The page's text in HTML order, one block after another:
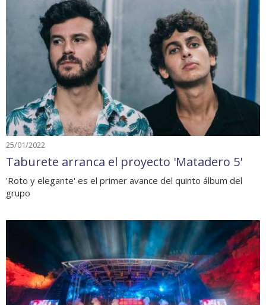
25/01/2022
Taburete arranca el proyecto 'Matadero 5'
'Roto y elegante' es el primer avance del quinto álbum del
grupo